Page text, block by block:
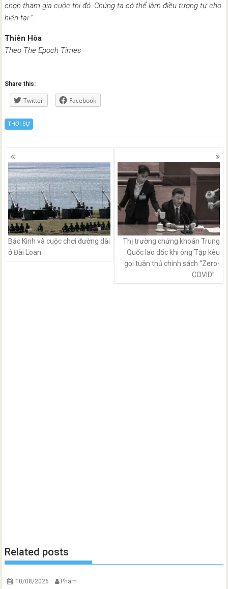
chọn tham gia cuộc thi đó. Chúng ta có thể làm điều tương tự cho
hiện tại ”.
Thiên Hòa
Theo The Epoch Times
Share this:
Twitter Facebook
THỜI SỰ
Posts
navigation
Bắc Kinh và cuộc chơi đường dài
ở Đài Loan
Thị trường chứng khoán Trung
Quốc lao dốc khi ông Tập kêu
gọi tuân thủ chính sách “Zero-
COVID”
Related posts
10/08/2026 Pham